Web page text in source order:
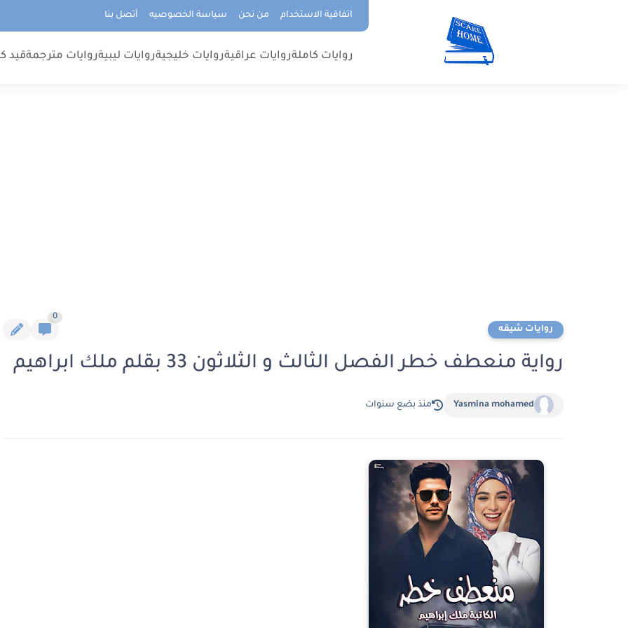
اتفاقية الاستخدام من نحن سياسة الخصوصيه أتصل بنا
روايات كاملةروايات عراقيةروايات خليجيةروايات ليبيةروايات مترجمةقيد
روايات شيقه
0
رواية منعطف خطر الفصل الثالث و الثلاثون 33 بقلم ملك ابراهيم
Yasmina mohamed منذ بضع سنوات